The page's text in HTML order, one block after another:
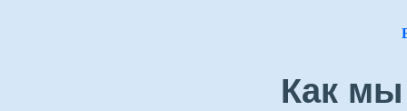
Как